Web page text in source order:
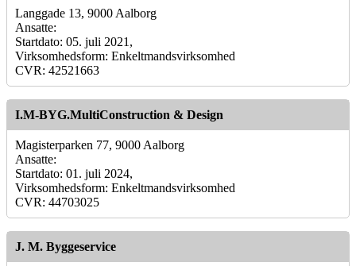
Langgade 13, 9000 Aalborg
Ansatte:
Startdato: 05. juli 2021,
Virksomhedsform: Enkeltmandsvirksomhed
CVR: 42521663
I.M-BYG.MultiConstruction & Design
Magisterparken 77, 9000 Aalborg
Ansatte:
Startdato: 01. juli 2024,
Virksomhedsform: Enkeltmandsvirksomhed
CVR: 44703025
J. M. Byggeservice